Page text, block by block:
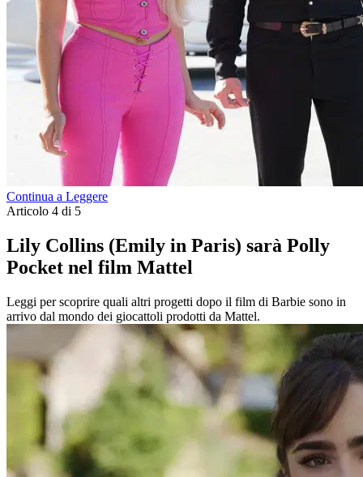
Continua a Leggere
Articolo 4 di 5
Lily Collins (Emily in Paris) sarà Polly
Pocket nel film Mattel
Leggi per scoprire quali altri progetti dopo il film di Barbie sono in
arrivo dal mondo dei giocattoli prodotti da Mattel.